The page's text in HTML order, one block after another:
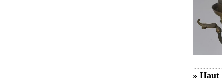
» Haut